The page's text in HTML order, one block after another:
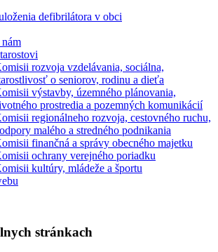
defibrilátora v obci
rozvoja vzdelávania, sociálna,
o seniorov, rodinu a dieťa
výstavby, územného plánovania,
prostredia a pozemných komunikácií
regionálneho rozvoja, cestovného ruchu,
malého a stredného podnikania
finančná a správy obecného majetku
ochrany verejného poriadku
kultúry, mládeže a športu
stránkach